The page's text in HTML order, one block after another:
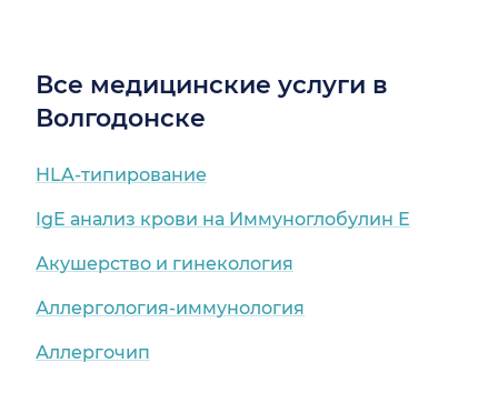
Все медицинские услуги в
Волгодонске
HLA-типирование
IgE анализ крови на Иммуноглобулин Е
Акушерство и гинекология
Аллергология-иммунология
Аллергочип